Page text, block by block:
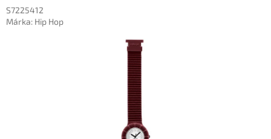
S7225412
Márka: Hip Hop